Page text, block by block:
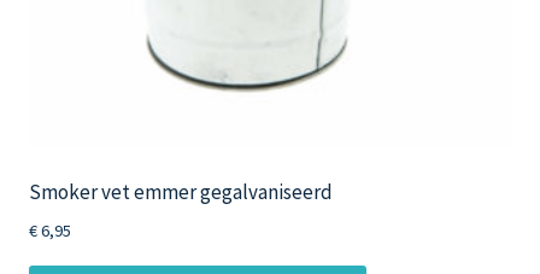
Smoker vet emmer gegalvaniseerd
€6,95